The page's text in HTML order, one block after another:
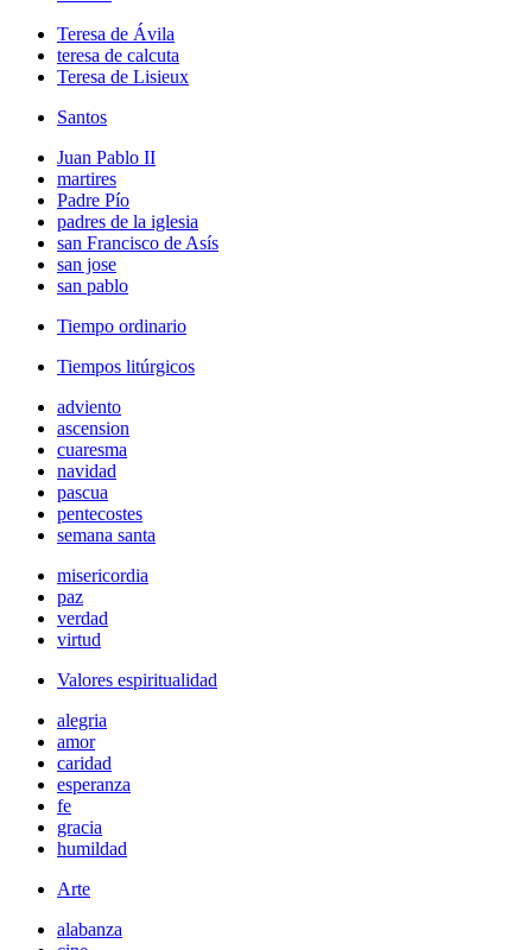
Teresa de Ávila
teresa de calcuta
Teresa de Lisieux
Santos
Juan Pablo II
martires
Padre Pío
padres de la iglesia
san Francisco de Asís
san jose
san pablo
Tiempo ordinario
Tiempos litúrgicos
adviento
ascension
cuaresma
navidad
pascua
pentecostes
semana santa
misericordia
paz
verdad
virtud
Valores espiritualidad
alegria
amor
caridad
esperanza
fe
gracia
humildad
Arte
alabanza